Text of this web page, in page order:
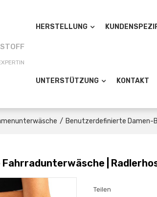
HERSTELLUNG
UNTERSTÜTZUNG KONTAKT
/ Benutzerdefinierte Damen-
|
Teilen